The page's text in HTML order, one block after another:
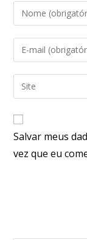
Salvar meus
vez que eu